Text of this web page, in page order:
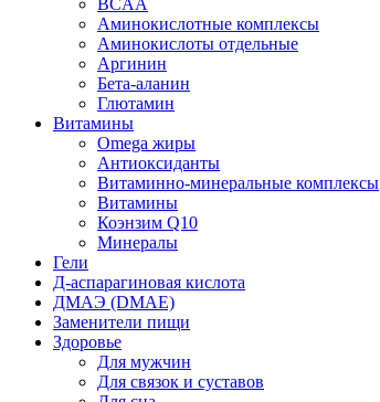
BCAA
Аминокислотные комплексы
Аминокислоты отдельные
Аргинин
Бета-аланин
Глютамин
Витамины
Omega жиры
Антиоксиданты
Витаминно-минеральные комплексы
Витамины
Коэнзим Q10
Минералы
Гели
Д-аспарагиновая кислота
ДМАЭ (DMAE)
Заменители пищи
Здоровье
Для мужчин
Для связок и суставов